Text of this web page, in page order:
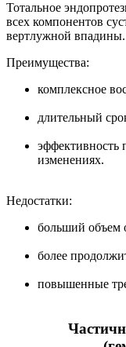
Тотальное
всех компонентов
вертлужной впадины.
Преимущества:
комплексное
длительный
эффективность
изменениях.
Недостатки:
больший объем
более
повышенные